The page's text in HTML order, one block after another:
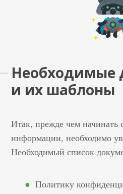
Необходимые
и их шаблоны
Итак, прежде чем начинать
информации, необходимо
Необходимый список
Политику